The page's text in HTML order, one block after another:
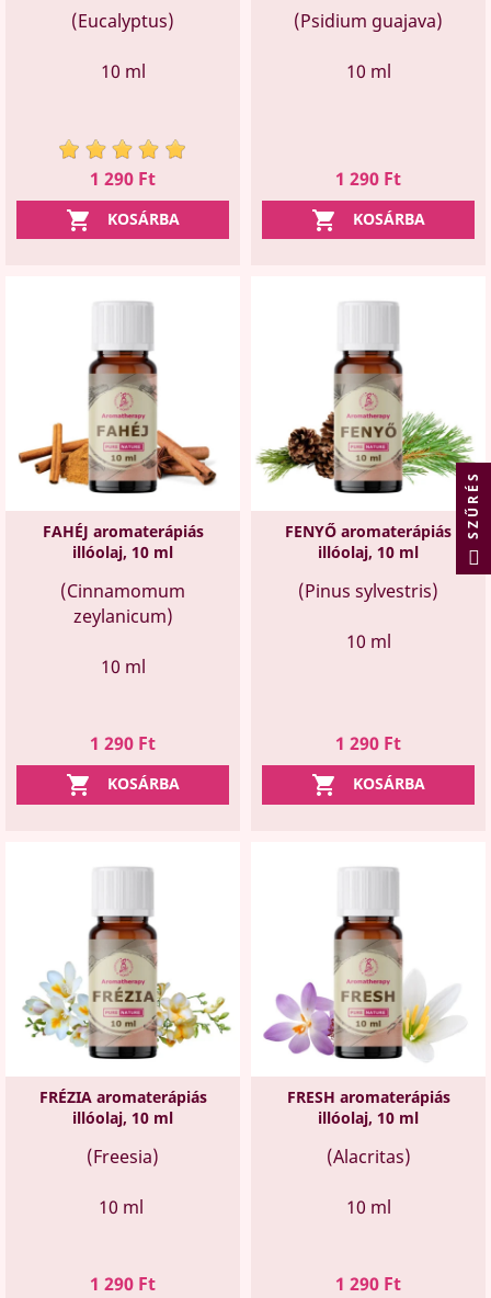
(Eucalyptus)
10 ml
Ár
1 290 Ft
 KOSÁRBA
(Psidium guajava)
10 ml
Ár
1 290 Ft
 KOSÁRBA
FAHÉJ aromaterápiás
illóolaj, 10 ml
(Cinnamomum
zeylanicum)
10 ml
Ár
1 290 Ft
 KOSÁRBA
FENYŐ aromaterápiás
illóolaj, 10 ml
(Pinus sylvestris)
10 ml
Ár
1 290 Ft
 KOSÁRBA
FRÉZIA aromaterápiás
illóolaj, 10 ml
(Freesia)
10 ml
Ár
1 290 Ft
FRESH aromaterápiás
illóolaj, 10 ml
(Alacritas)
10 ml
Ár
1 290 Ft
SZŰRÉS